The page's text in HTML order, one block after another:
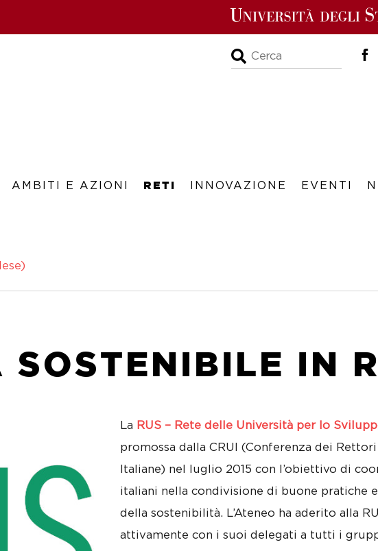
AMBITI E AZIONI RETI INNOVAZIONE EVENTI
)
IN
La RUS – Rete delle Università per lo
promossa dalla CRUI (Conferenza dei
Italiane) nel luglio 2015 con l’obiettivo di
italiani nella condivisione di buone pratiche
della sostenibilità. L’Ateneo ha aderito alla
attivamente con i suoi delegati a tutti i